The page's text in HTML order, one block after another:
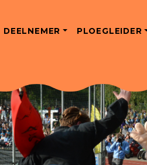
DEELNEMER PLOEGLEIDER